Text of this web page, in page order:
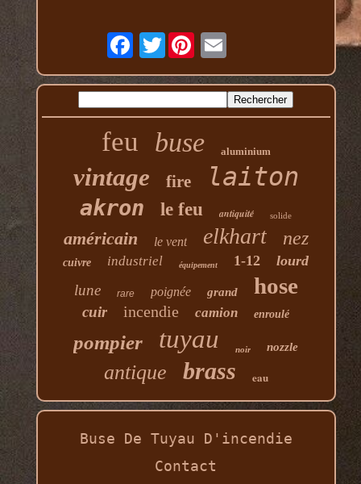
Twitter
feu buse aluminium
vintage fire laiton
akron le feu antiquité solide
américain le vent elkhart nez
cuivre industriel équipement 1-12 lourd
lune rare poignée grand hose
cuir incendie camion enroulé
pompier tuyau noir nozzle
antique brass eau
Buse De Tuyau D'incendie
Contact